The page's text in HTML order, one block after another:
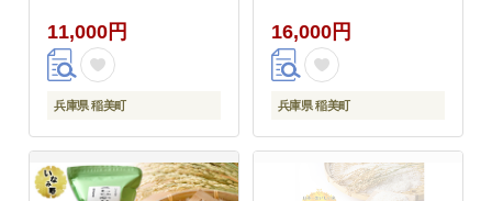
健康 兵庫県産 兵庫 兵
庫県 稲美町
11,000円
兵庫県 稲美町
16,000円
兵庫県 稲美町